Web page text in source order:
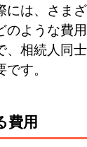
には、さま
のような費
、相続人同
す。
費用